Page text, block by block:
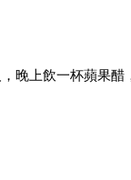
晚上飲一杯蘋果